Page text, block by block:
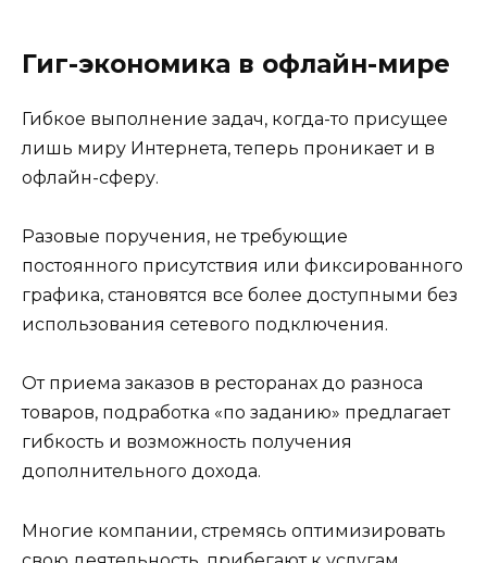
Гиг-экономика в офлайн-мире
Гибкое выполнение задач, когда-то присущее
лишь миру Интернета, теперь проникает и в
офлайн-сферу.
Разовые поручения, не требующие
постоянного присутствия или фиксированного
графика, становятся все более доступными без
использования сетевого подключения.
От приема заказов в ресторанах до разноса
товаров, подработка «по заданию» предлагает
гибкость и возможность получения
дополнительного дохода.
Многие компании, стремясь оптимизировать